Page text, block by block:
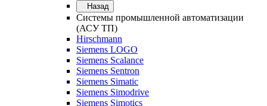
Назад
Системы промышленной автоматизации
(АСУ ТП)
Hirschmann
Siemens LOGO
Siemens Scalance
Siemens Sentron
Siemens Simatic
Siemens Simodrive
Siemens Simotics